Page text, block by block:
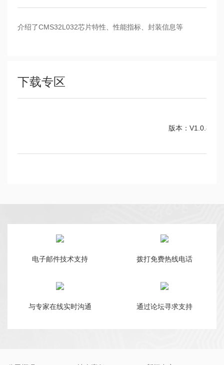
介绍了CMS32L032芯片特性、性能指标、封装信息等
下载专区
版本：V1.0.8
电子邮件技术支持 拨打免费热线电话
与专家在线实时沟通 通过论坛寻求支持